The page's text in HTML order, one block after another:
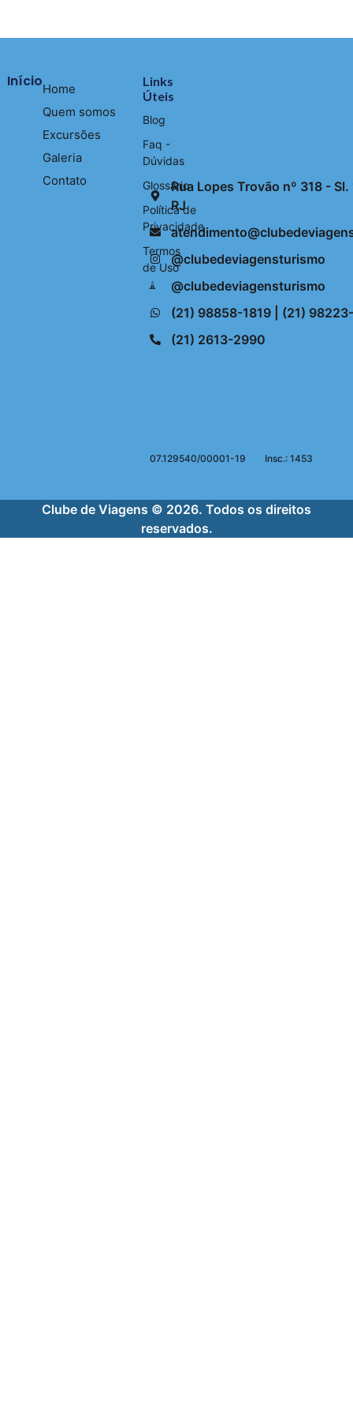
Rua Lopes Trovão nº 318 -
RJ
@clubedeviagensturismo
@clubedeviagensturismo
(21) 98858-1819 | (21)
(21) 2613-2990
07.129540/00001-19 Insc.: 1453
InícioHome
Quem somos
Excursões
Galeria
Contato
Links
Úteis
Blog
Faq -
Dúvidas
Glossário
Política de
Privacidade
Termos
de Uso
Clube de Viagens © 2026. Todos os direitos
reservados.